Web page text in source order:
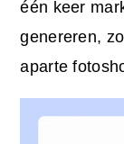
één keer
genereren,
aparte